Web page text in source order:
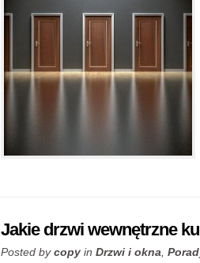
Jakie drzwi wewnętrzne
Posted bycopy in Drzwi i okna